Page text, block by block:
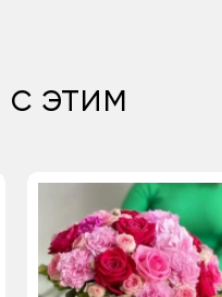
этим